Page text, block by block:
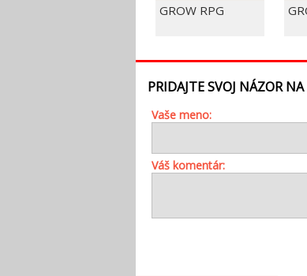
GROW RPG
PRIDAJTE SVOJ NÁZOR
Vaše meno:
Váš komentár: